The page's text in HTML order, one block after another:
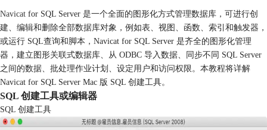
Navicat for SQL Server 是一个全面的图形化方式管理数据库，可进行创
建、编辑和删除全部数据库对象，例如表、视图、函数、索引和触发器，
或运行 SQL查询和脚本，Navicat for SQL Server 是齐全的图形化管理
器，建立图形关联式数据库、从 ODBC 导入数据、同步不同 SQL Server
之间的数据、批处理作业计划、设定用户和访问权限。本教程将详解
Navicat for SQL Server Mac 版 SQL 创建工具。
SQL 创建工具或编辑器
SQL 创建工具